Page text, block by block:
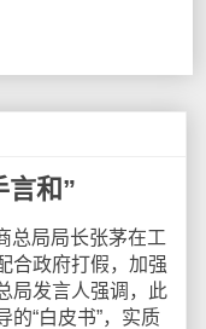
言和”
局局长张茅在工
合政府打假，加强
局发言人强调，此
的“白皮书”，实质